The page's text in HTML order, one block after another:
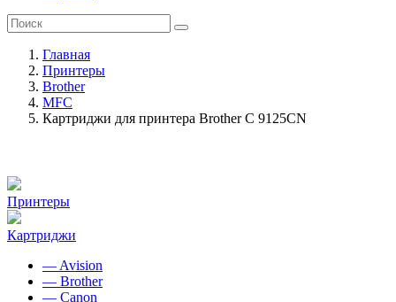
Главная
Принтеры
Brother
MFC
Картриджи для принтера Brother C 9125CN
Принтеры
Картриджи
— Avision
— Brother
— Canon